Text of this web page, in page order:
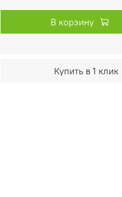
В корзину
Купить в 1 клик